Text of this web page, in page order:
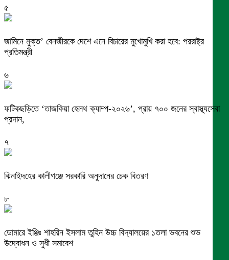
৫
জামিনে মুক্ত’ বেনজীরকে দেশে এনে বিচারের মুখোমুখি করা হবে: পররাষ্ট্র
প্রতিমন্ত্রী
৬
ফটিকছড়িতে ‘তাজকিয়া হেলথ ক্যাম্প-২০২৬’, প্রায় ৭০০ জনের স্বাস্থ্যসেবা
প্রদান,
৭
ঝিনাইদহের কালীগঞ্জে সরকারি অনুদানের চেক বিতরণ
৮
ডোমারে ইঞ্জিঃ শাহরিন ইসলাম তুহিন উচ্চ বিদ্যালয়ের ১তলা ভবনের শুভ
উদ্বোধন ও সুধী সমাবেশ